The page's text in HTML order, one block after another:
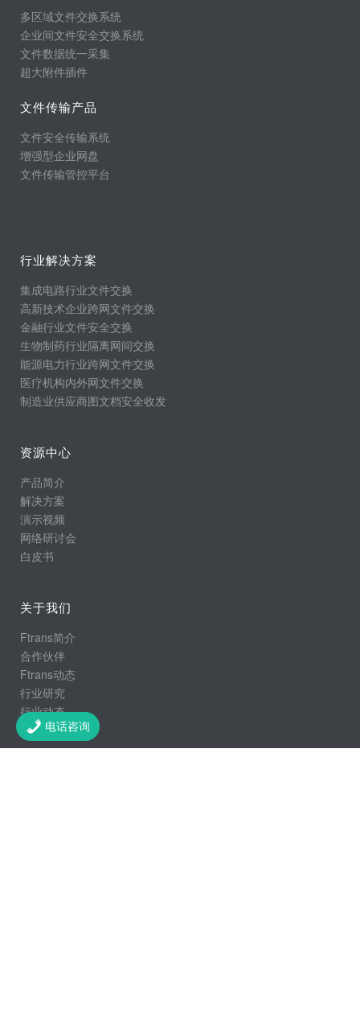
多区域文件交换系统
企业间文件安全交换系统
文件数据统一采集
超大附件插件
文件传输产品
文件安全传输系统
增强型企业网盘
文件传输管控平台
行业解决方案
集成电路行业文件交换
高新技术企业跨网文件交换
金融行业文件安全交换
生物制药行业隔离网间交换
能源电力行业跨网文件交换
医疗机构内外网文件交换
制造业供应商图文档安全收发
资源中心
产品简介
解决方案
演示视频
网络研讨会
白皮书
关于我们
Ftrans简介
合作伙伴
Ftrans动态
行业研究
行业动态
加入飞驰电话咨询